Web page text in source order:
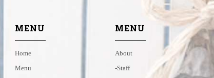
MENU
Home
Menu
MENU
About
-staff